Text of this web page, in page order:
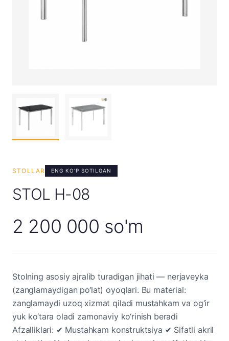
STOLLAR ENG KO'P SOTILGAN
STOL H-08
2 200 000 so'm
Stolning asosiy ajralib turadigan jihati — nerjaveyka
(zanglamaydigan po‘lat) oyoqlari. Bu material:
zanglamaydi uzoq xizmat qiladi mustahkam va og‘ir
yuk ko‘tara oladi zamonaviy ko‘rinish beradi
Afzalliklari: ✔ Mustahkam konstruktsiya ✔ Sifatli akril